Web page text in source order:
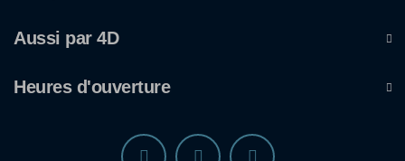
Aussi par 4D
Heures d'ouverture